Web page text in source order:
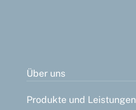
Über uns
Produkte und Leistungen